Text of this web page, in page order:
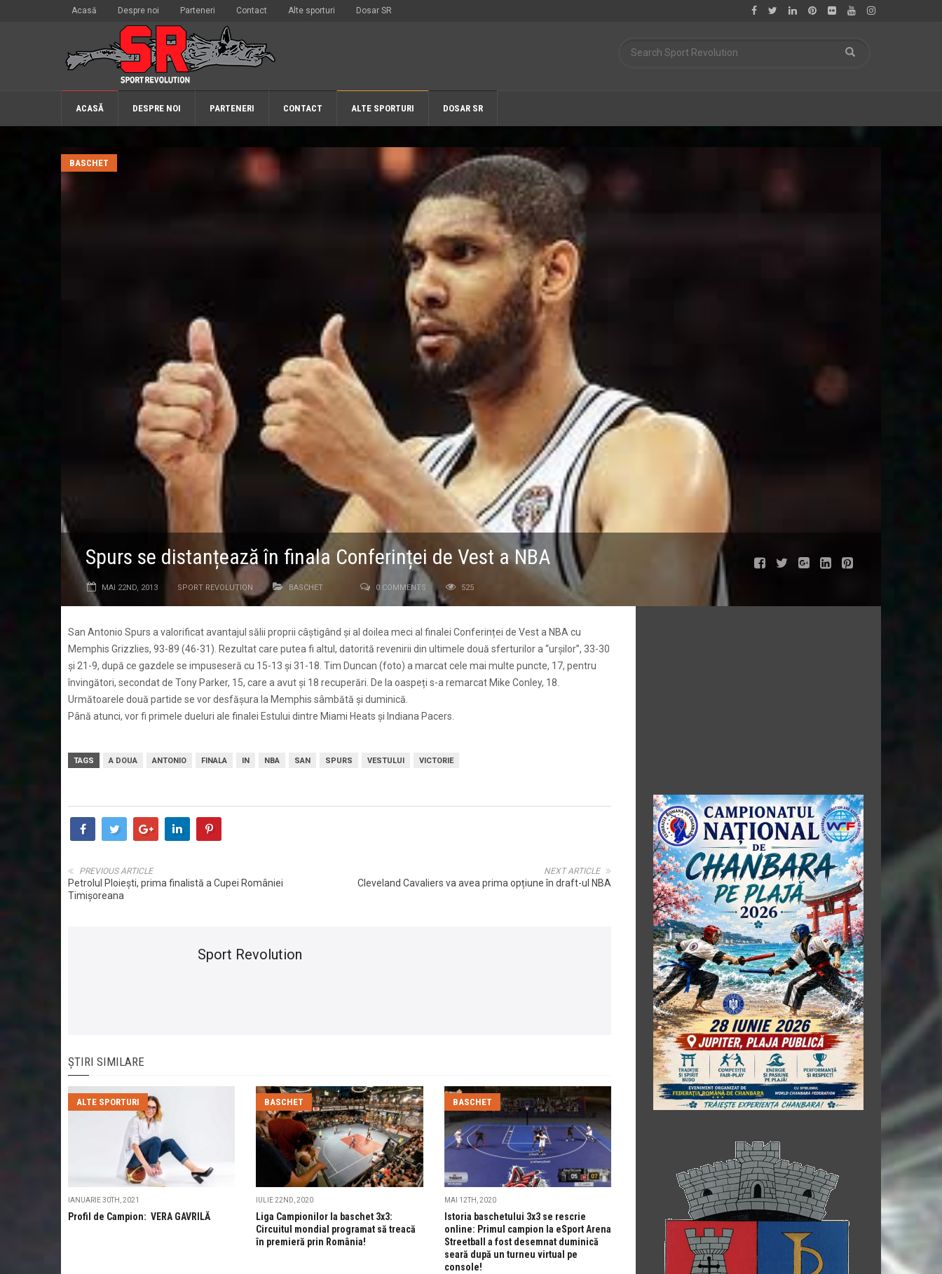
Acasă Despre noi Parteneri Contact Alte sporturi Dosar SR
ACASĂ DESPRE NOI PARTENERI CONTACT ALTE SPORTURI DOSAR SR
BASCHET
Spurs se distanțează în finala Conferinței de Vest a NBA
MAI 22ND, 2013 SPORT REVOLUTION BASCHET 0 COMMENTS 525
San Antonio Spurs a valorificat avantajul sălii proprii câștigând și al doilea meci al finalei Conferinței de Vest a NBA cu
Memphis Grizzlies, 93-89 (46-31). Rezultat care putea fi altul, datorită revenirii din ultimele două sferturilor a “urșilor”, 33-30
și 21-9, după ce gazdele se impuseseră cu 15-13 și 31-18. Tim Duncan (foto) a marcat cele mai multe puncte, 17, pentru
învingători, secondat de Tony Parker, 15, care a avut și 18 recuperări. De la oaspeți s-a remarcat Mike Conley, 18.
Următoarele două partide se vor desfășura la Memphis sâmbătă și duminică.
Până atunci, vor fi primele dueluri ale finalei Estului dintre Miami Heats și Indiana Pacers.
TAGS A DOUA ANTONIO FINALA IN NBA SAN SPURS VESTULUI VICTORIE
NEXT ARTICLE
Cleveland Cavaliers va avea prima opțiune în draft-ul NBA
PREVIOUS ARTICLE
Petrolul Ploiești, prima finalistă a Cupei României
Timișoreana
Sport Revolution
ȘTIRI SIMILARE
ALTE SPORTURI
IANUARIE 30TH, 2021
Profil de Campion: VERA GAVRILĂ
BASCHET
IULIE 22ND, 2020
Liga Campionilor la baschet 3x3:
Circuitul mondial programat să treacă
în premieră prin România!
BASCHET
MAI 12TH, 2020
Istoria baschetului 3x3 se rescrie
online: Primul campion la eSport Arena
Streetball a fost desemnat duminică
seară după un turneu virtual pe
console!